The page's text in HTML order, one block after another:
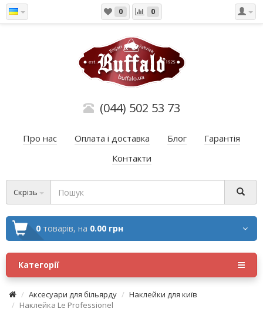
0 0
(044) 502 53 73
Про нас Оплата і доставка Блог
Гарантія
Контакти
Скрізь
0 товарів, на 0.00 грн
Категорії
Аксесуари для більярду
Наклейки для київ
Наклейка Le Professionel